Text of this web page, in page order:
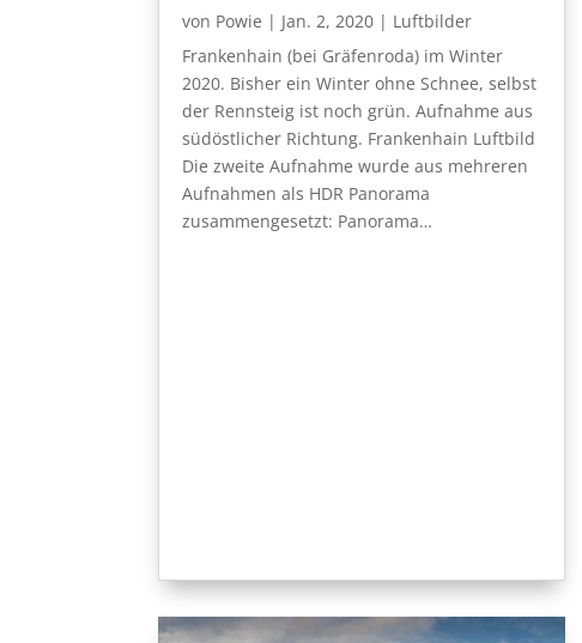
von Powie | Jan. 2, 2020 | Luftbilder
Frankenhain (bei Gräfenroda) im Winter
2020. Bisher ein Winter ohne Schnee, selbst
der Rennsteig ist noch grün. Aufnahme aus
südöstlicher Richtung. Frankenhain Luftbild
Die zweite Aufnahme wurde aus mehreren
Aufnahmen als HDR Panorama
zusammengesetzt: Panorama…